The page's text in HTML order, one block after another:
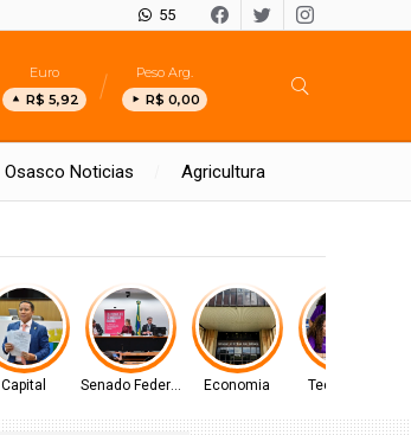
55
Euro
R$ 5,92
Peso Arg.
R$ 0,00
Osasco Noticias Agricultura
Capital Senado Federal Economia Tecnologia